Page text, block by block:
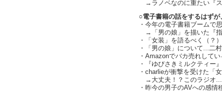
→ラノベなのに重たい『
○電子書籍の話をするはず
・今年の電子書籍ブームで
→「男の娘」を描いた『
・「女装」を語るべく（？
・「男の娘」について...二
・Amazonでバカ売れして
・『ゆびさきミルクティー
・charlieが衝撃を受けた「
→大丈夫！？このラジオ...
・昨今の男子のAVへの感情